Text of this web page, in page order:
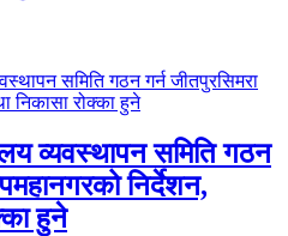
व्यवस्थापन समिति गठन
निर्देशन,
हुने